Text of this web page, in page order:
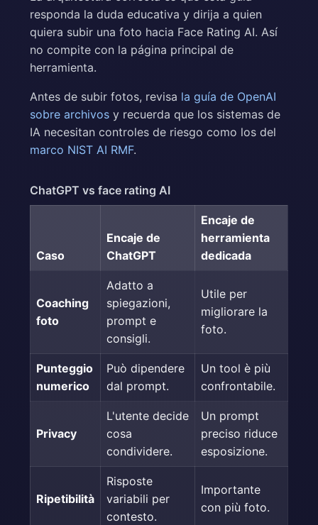
responda la duda educativa y dirija a quien
quiera subir una foto hacia Face Rating AI. Así
no compite con la página principal de
herramienta.
Antes de subir fotos, revisa la guía de OpenAI
sobre archivosy recuerda que los sistemas de
IA necesitan controles de riesgo como los del
marco NIST AI RMF.
ChatGPT vs face rating AI
Caso
Encaje de
ChatGPT
Encaje de
herramienta
dedicada
Coaching
foto
Adatto a
spiegazioni,
prompt e
consigli.
Utile per
migliorare la
foto.
Punteggio
numerico
Può dipendere
dal prompt.
Un tool è più
confrontabile.
Privacy
L'utente decide
cosa
condividere.
Un prompt
preciso riduce
esposizione.
Ripetibilità
Risposte
variabili per
contesto.
Importante
con più foto.